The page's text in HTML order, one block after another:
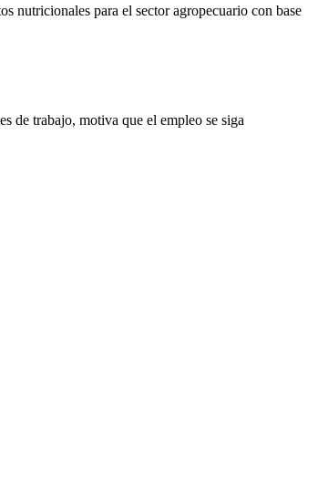
nutricionales para el sector agropecuario con base
de trabajo, motiva que el empleo se siga